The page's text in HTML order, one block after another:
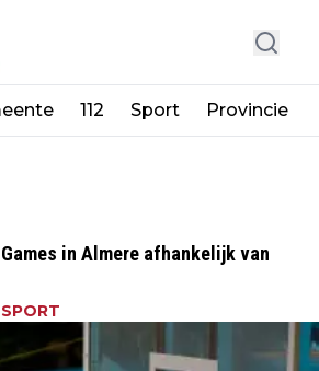
112 Sport Provincie
in Almere afhankelijk van
SPORT